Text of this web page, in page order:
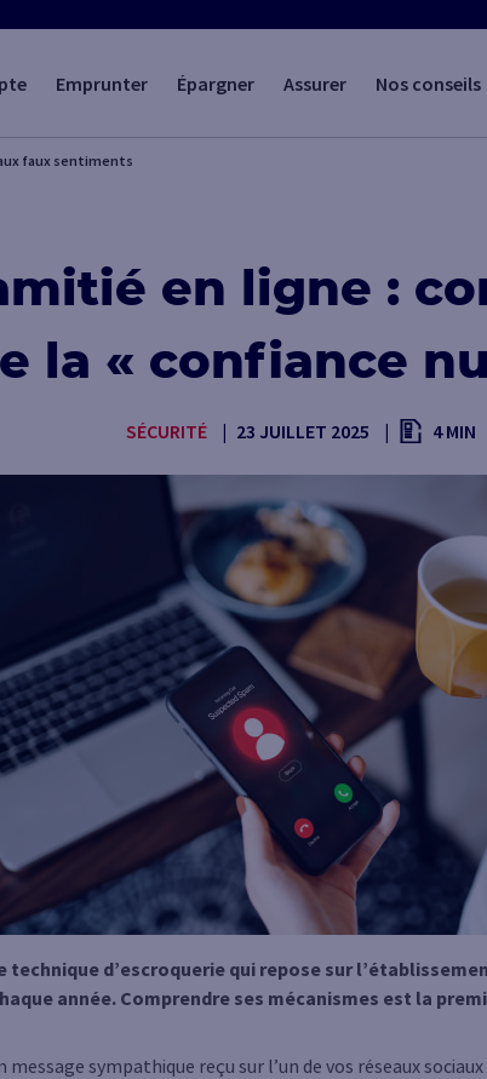
Emprunter Épargner Assurer Nos conseils
faux sentiments
en ligne :
la « confiance
SÉCURITÉ 23 JUILLET 2025 4 MIN
technique d’escroquerie qui repose sur
année. Comprendre ses mécanismes est la
message sympathique reçu sur l’un de vos réseaux